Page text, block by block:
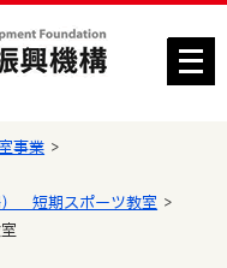
メ
ニ
く
事業
） 短期スポーツ教室